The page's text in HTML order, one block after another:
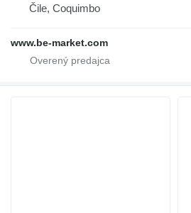
Čile, Coquimbo
www.be-market.com